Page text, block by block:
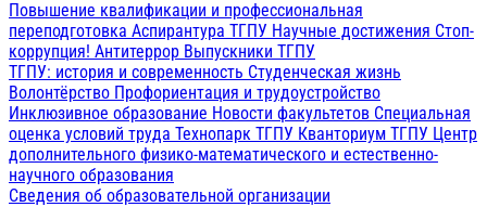
Повышение квалификации и профессиональная
переподготовка Аспирантура ТГПУ Научные достижения Стоп-
коррупция! Антитеррор Выпускники ТГПУ
ТГПУ: история и современность Студенческая жизнь
Волонтёрство Профориентация и трудоустройство
Инклюзивное образование Новости факультетов Специальная
оценка условий труда Технопарк ТГПУ Кванториум ТГПУ Центр
дополнительного физико-математического и естественно-
научного образования
Сведения об образовательной организации